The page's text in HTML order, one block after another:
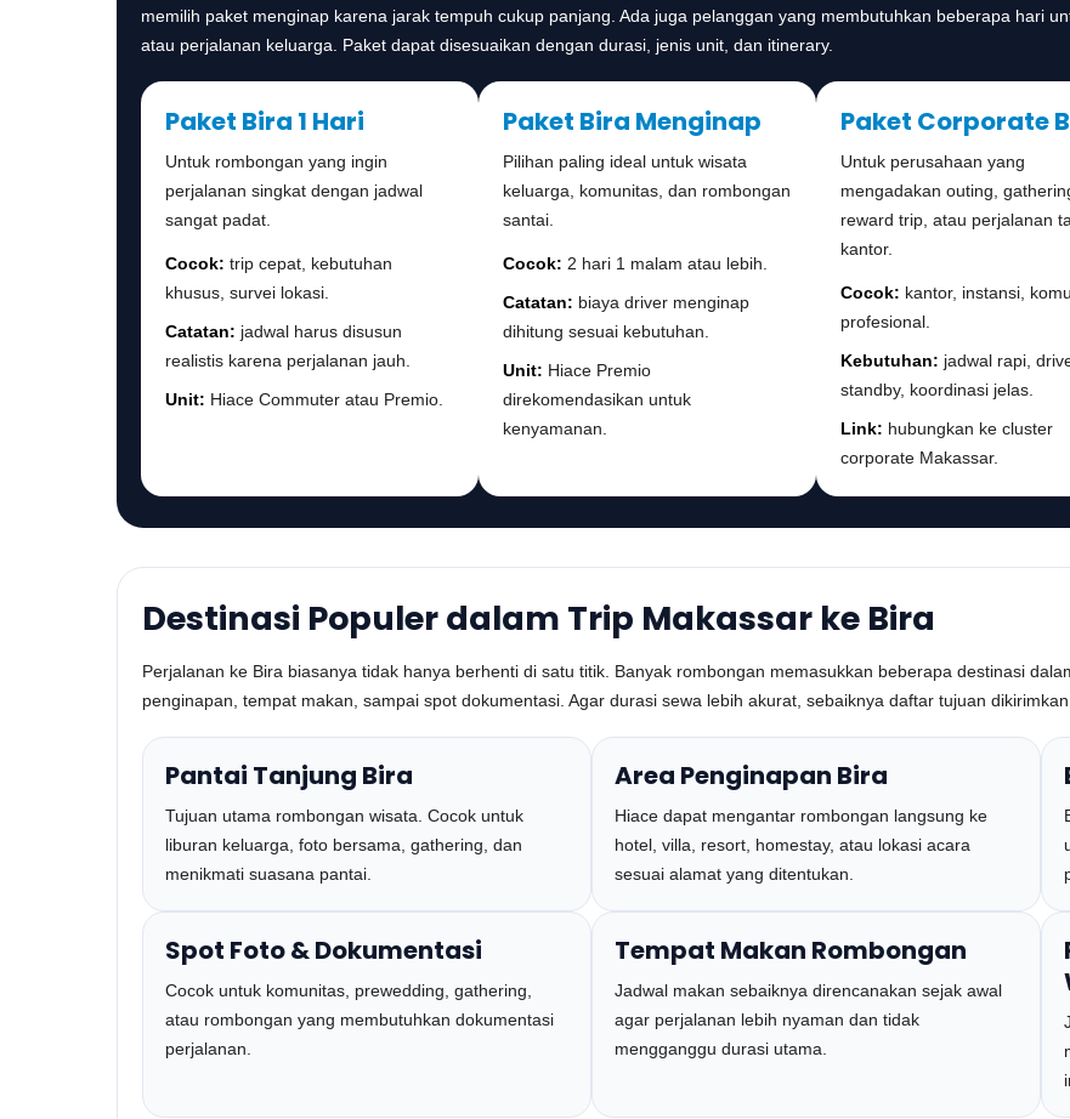
memilih paket menginap karena jarak tempuh cukup panjang. Ada juga pelanggan yang membutuhkan beberapa hari
atau perjalanan keluarga. Paket dapat disesuaikan dengan durasi, jenis unit, dan itinerary.
Paket Bira 1 Hari
Untuk rombongan yang ingin
perjalanan singkat dengan jadwal
sangat padat.
Cocok: trip cepat, kebutuhan
khusus, survei lokasi.
Catatan: jadwal harus disusun
realistis karena perjalanan jauh.
Unit: Hiace Commuter atau Premio.
Paket Bira Menginap
Pilihan paling ideal untuk wisata
keluarga, komunitas, dan rombongan
santai.
Cocok: 2 hari 1 malam atau lebih.
Catatan: biaya driver menginap
dihitung sesuai kebutuhan.
Unit: Hiace Premio
direkomendasikan untuk
kenyamanan.
Paket Corporate
Untuk perusahaan yang
mengadakan outing,
reward trip, atau perjalanan
kantor.
Cocok: kantor, instansi,
profesional.
Kebutuhan: jadwal rapi,
standby, koordinasi jelas.
Link: hubungkan ke cluster
corporate Makassar.
Destinasi Populer dalam Trip Makassar ke Bira
Perjalanan ke Bira biasanya tidak hanya berhenti di satu titik. Banyak rombongan memasukkan beberapa destinasi
penginapan, tempat makan, sampai spot dokumentasi. Agar durasi sewa lebih akurat, sebaiknya daftar tujuan
Pantai Tanjung Bira
Tujuan utama rombongan wisata. Cocok untuk
liburan keluarga, foto bersama, gathering, dan
menikmati suasana pantai.
Area Penginapan Bira
Hiace dapat mengantar rombongan langsung ke
hotel, villa, resort, homestay, atau lokasi acara
sesuai alamat yang ditentukan.
Spot Foto & Dokumentasi
Cocok untuk komunitas, prewedding, gathering,
atau rombongan yang membutuhkan dokumentasi
perjalanan.
Tempat Makan Rombongan
Jadwal makan sebaiknya direncanakan sejak awal
agar perjalanan lebih nyaman dan tidak
mengganggu durasi utama.